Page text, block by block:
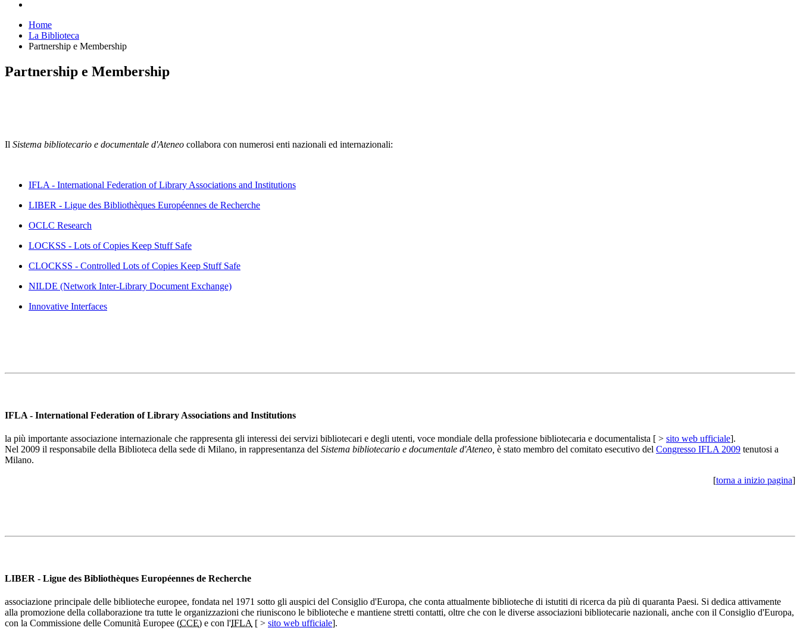
Home
La Biblioteca
Partnership e Membership
Partnership e Membership
Il Sistema bibliotecario e documentale d'Ateneo collabora con numerosi enti nazionali ed internazionali:
IFLA - International Federation of Library Associations and Institutions
LIBER - Ligue des Bibliothèques Européennes de Recherche
OCLC Research
LOCKSS - Lots of Copies Keep Stuff Safe
CLOCKSS - Controlled Lots of Copies Keep Stuff Safe
NILDE (Network Inter-Library Document Exchange)
Innovative Interfaces
IFLA - International Federation of Library Associations and Institutions
la più importante associazione internazionale che rappresenta gli interessi dei servizi bibliotecari e degli utenti, voce mondiale della professione bibliotecaria e documentalista [ > sito web ufficiale].
Nel 2009 il responsabile della Biblioteca della sede di Milano, in rappresentanza del Sistema bibliotecario e documentale d'Ateneo, è stato membro del comitato esecutivo del Congresso IFLA 2009 tenutosi a
Milano.
[torna a inizio pagina]
LIBER - Ligue des Bibliothèques Européennes de Recherche
associazione principale delle biblioteche europee, fondata nel 1971 sotto gli auspici del Consiglio d'Europa, che conta attualmente biblioteche di istutiti di ricerca da più di quaranta Paesi. Si dedica attivamente
alla promozione della collaborazione tra tutte le organizzazioni che riuniscono le biblioteche e mantiene stretti contatti, oltre che con le diverse associazioni bibliotecarie nazionali, anche con il Consiglio d'Europa,
con la Commissione delle Comunità Europee (CCE) e con l'IFLA [ > sito web ufficiale].